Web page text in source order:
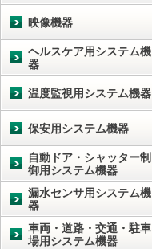
映像機器
ヘルスケア用システム機
器
温度監視用システム機器
保安用システム機器
自動ドア・シャッター制
御用システム機器
漏水センサ用システム機
器
車両・道路・交通・駐車
場用システム機器